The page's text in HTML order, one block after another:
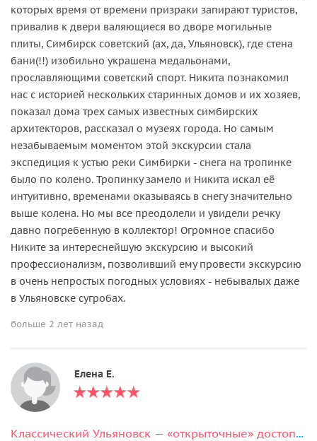
которых время от времени призраки запирают туристов,
привалив к двери валяющиеся во дворе могильные
плиты, Симбирск советский (ах, да, Ульяновск), где стена
бани(!!) изобильно украшена медальонами,
прославляющими советский спорт. Никита познакомил
нас с историей нескольких старинных домов и их хозяев,
показал дома трех самых известных симбирских
архитекторов, рассказал о музеях города. Но самым
незабываемым моментом этой экскурсии стала
экспедиция к устью реки Симбирки - снега на тропинке
было по колено. Тропинку замело и Никита искал её
интуитивно, временами оказываясь в снегу значительно
выше колена. Но мы все преодолели и увидели речку
давно погребенную в коллектор! Огромное спасибо
Никите за интереснейшую экскурсию и высокий
профессионализм, позволивший ему провести экскурсию
в очень непростых погодных условиях - небывалых даже
в Ульяновске сугробах.
больше 2 лет назад
Елена Е.
Классический Ульяновск — «открыточные» достопримечательности города